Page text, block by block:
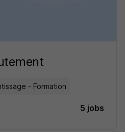
- Formation
5 jobs